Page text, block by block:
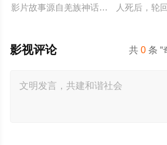
影片故事源自羌族神话，讲述了一只被
人死后，轮
共0 条 “
影视评论